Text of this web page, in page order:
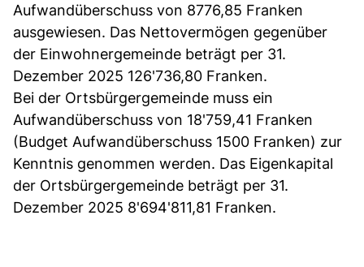
Aufwandüberschuss von 8776,85 Franken
ausgewiesen. Das Nettovermögen gegenüber
der Einwohnergemeinde beträgt per 31.
Dezember 2025 126'736,80 Franken.
Bei der Ortsbürgergemeinde muss ein
Aufwandüberschuss von 18'759,41 Franken
(Budget Aufwandüberschuss 1500 Franken) zur
Kenntnis genommen werden. Das Eigenkapital
der Ortsbürgergemeinde beträgt per 31.
Dezember 2025 8'694'811,81 Franken.